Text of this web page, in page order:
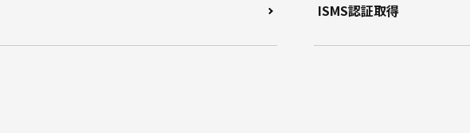
ISMS認証取得